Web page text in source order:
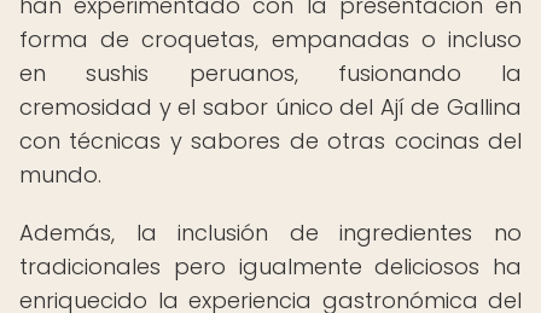
forma de croquetas, empanadas o incluso
en sushis peruanos, fusionando la
cremosidad y el sabor único del Ají de Gallina
con técnicas y sabores de otras cocinas del
mundo.
Además, la inclusión de ingredientes no
tradicionales pero igualmente deliciosos ha
enriquecido la experiencia gastronómica del